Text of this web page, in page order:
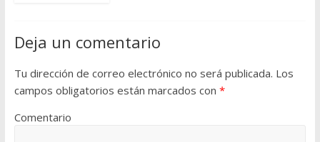
Deja un comentario
Tu dirección de correo electrónico no será publicada. Los
campos obligatorios están marcados con *
Comentario